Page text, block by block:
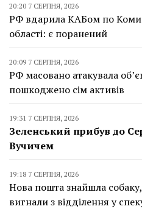
20:20 7 СЕРПНЯ, 2026
РФ вдарила КАБом по
області: є поранений
20:09 7 СЕРПНЯ, 2026
РФ масовано атакувала
пошкоджено сім активів
19:31 7 СЕРПНЯ, 2026
Зеленський прибув до
Вучичем
19:18 7 СЕРПНЯ, 2026
Нова пошта знайшла
вигнали з відділення у